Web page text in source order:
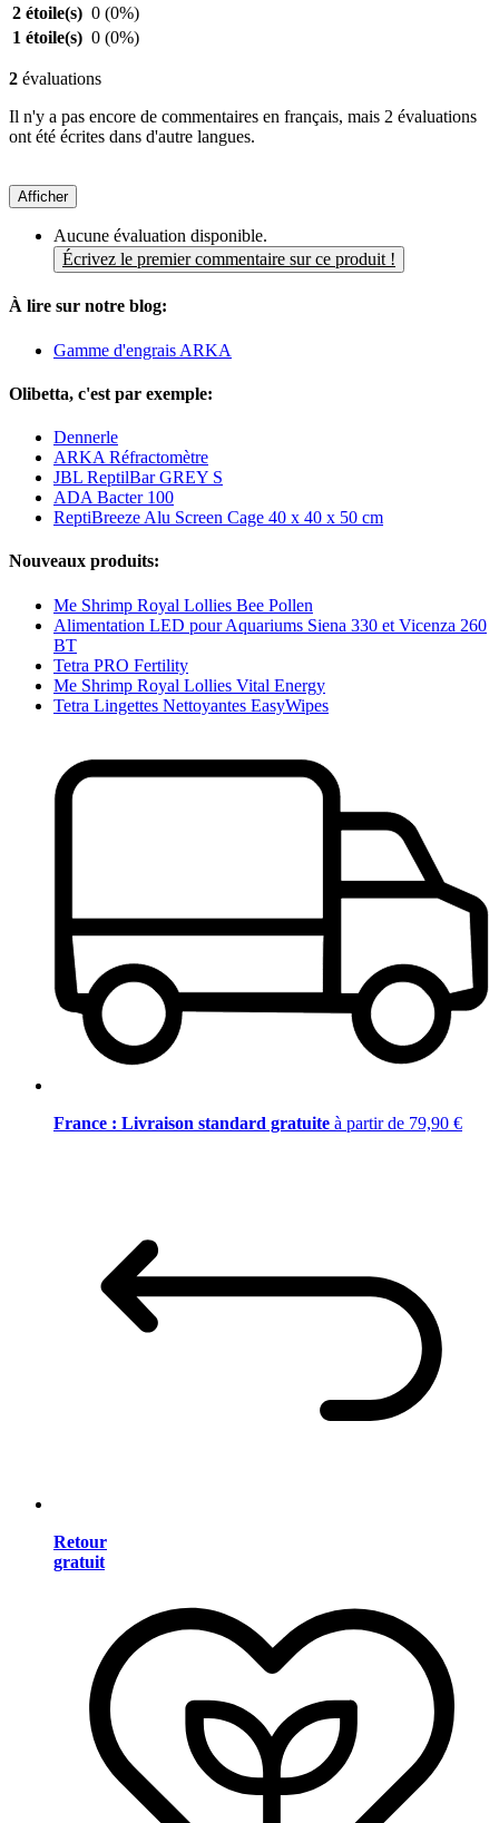
2 étoile(s) 0 (0%)
1 étoile(s) 0 (0%)
2 évaluations
Il n'y a pas encore de commentaires en français, mais 2 évaluations
ont été écrites dans d'autre langues.
Afficher
Aucune évaluation disponible.
Écrivez le premier commentaire sur ce produit !
À lire sur notre blog:
Gamme d'engrais ARKA
Olibetta, c'est par exemple:
Dennerle
ARKA Réfractomètre
JBL ReptilBar GREY S
ADA Bacter 100
ReptiBreeze Alu Screen Cage 40 x 40 x 50 cm
Nouveaux produits:
Me Shrimp Royal Lollies Bee Pollen
Alimentation LED pour Aquariums Siena 330 et Vicenza 260
BT
Tetra PRO Fertility
Me Shrimp Royal Lollies Vital Energy
Tetra Lingettes Nettoyantes EasyWipes
France : Livraison standard gratuite à partir de 79,90 €
Retour
gratuit